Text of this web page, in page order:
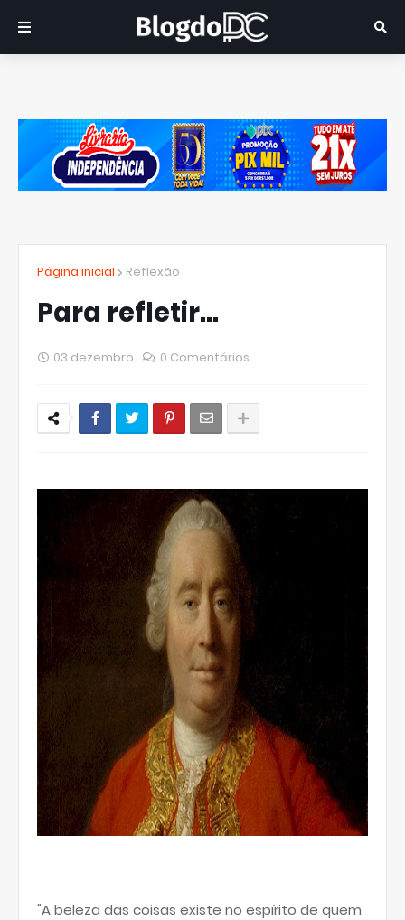
Página inicial Reflexão
Para refletir...
03 dezembro 0 Comentários
"A beleza das coisas existe no espírito de quem